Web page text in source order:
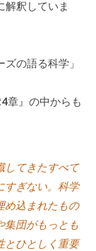
解釈していま
の語る科学」
章』の中からも
してきたすべて
すぎない。科学
め込まれたもの
集団がもっとも
とひとしく重要